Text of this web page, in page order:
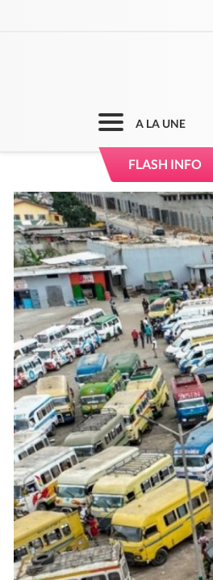
A LA UNE
FLASH INFO